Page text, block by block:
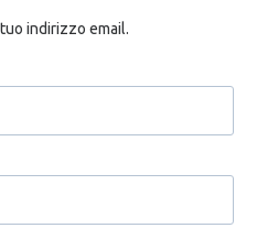
indirizzo email.